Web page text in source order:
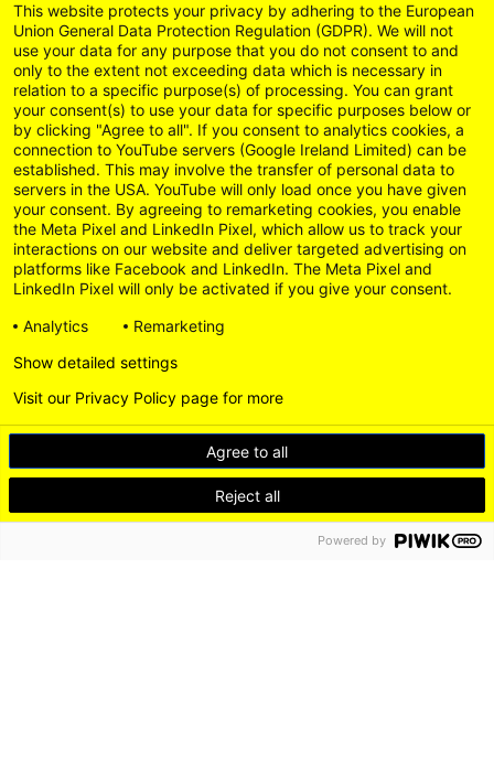
This website protects your privacy by adhering to the European
Union General Data Protection Regulation (GDPR). We will not
use your data for any purpose that you do not consent to and
only to the extent not exceeding data which is necessary in
relation to a specific purpose(s) of processing. You can grant
your consent(s) to use your data for specific purposes below or
by clicking "Agree to all". If you consent to analytics cookies, a
connection to YouTube servers (Google Ireland Limited) can be
established. This may involve the transfer of personal data to
servers in the USA. YouTube will only load once you have given
your consent. By agreeing to remarketing cookies, you enable
the Meta Pixel and LinkedIn Pixel, which allow us to track your
interactions on our website and deliver targeted advertising on
platforms like Facebook and LinkedIn. The Meta Pixel and
LinkedIn Pixel will only be activated if you give your consent.
Analytics
Remarketing
Agree to all
Reject all
Show detailed settings
Visit our Privacy Policy page for more
Powered by